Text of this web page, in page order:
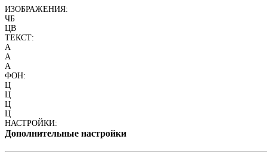
ИЗОБРАЖЕНИЯ:
ЧБ
ЦВ
ТЕКСТ:
A
A
A
ФОН:
Ц
Ц
Ц
Ц
НАСТРОЙКИ:
Дополнительные настройки